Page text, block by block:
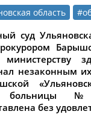
область
суд
незаконным
больницы
без